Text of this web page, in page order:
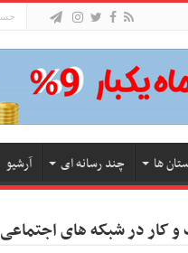
ها چند رسانه ای آرشیو
کار در شبکه های اجتماعی